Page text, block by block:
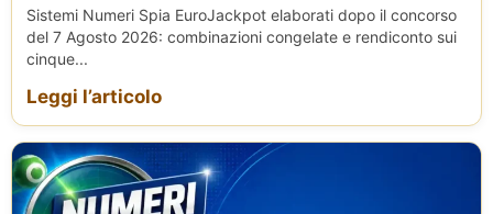
Sistemi Numeri Spia EuroJackpot elaborati dopo il concorso
del 7 Agosto 2026: combinazioni congelate e rendiconto sui
cinque...
Leggi l’articolo